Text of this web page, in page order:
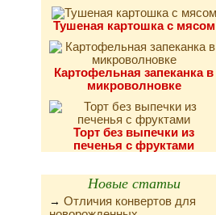
Тушеная картошка с мясом
Картофельная запеканка в
микроволновке
Торт без выпечки из
печенья с фруктами
Новые статьи
→ Отличия конвертов для